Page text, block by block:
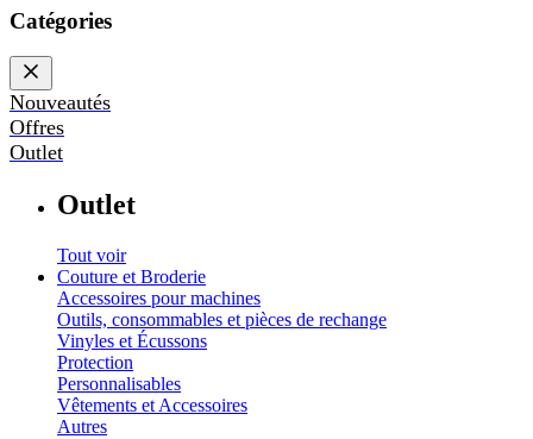
Catégories
Nouveautés
Offres
Outlet
Outlet
Tout voir
Couture et Broderie
Accessoires pour machines
Outils, consommables et pièces de rechange
Vinyles et Écussons
Protection
Personnalisables
Vêtements et Accessoires
Autres